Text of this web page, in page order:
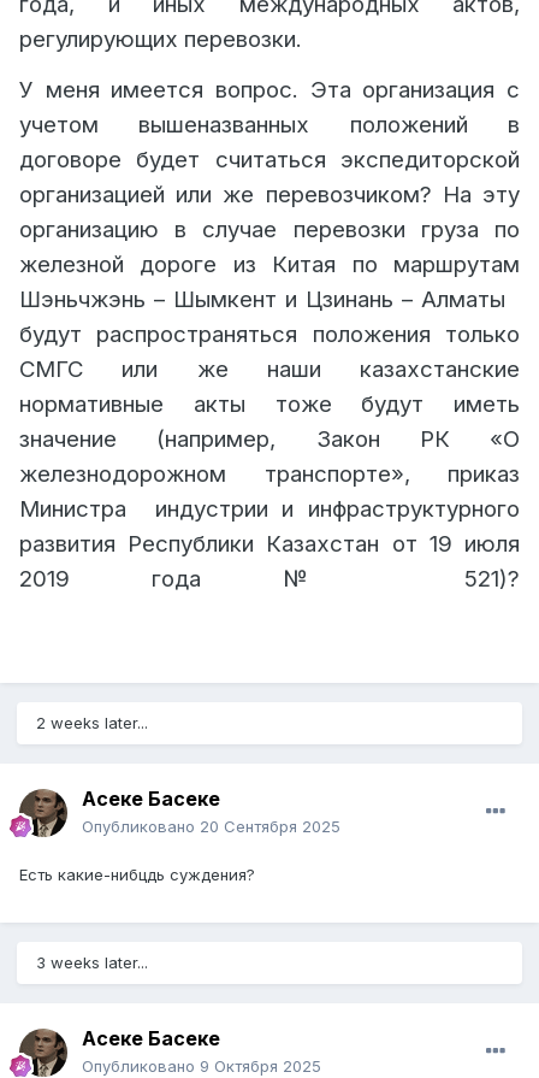
регулирующих перевозки.
У меня имеется вопрос. Эта организация с
учетом вышеназванных положений в
договоре будет считаться экспедиторской
организацией или же перевозчиком? На эту
организацию в случае перевозки груза по
железной дороге из Китая по маршрутам
Шэньчжэнь – Шымкент и Цзинань – Алматы
будут распространяться положения только
СМГС или же наши казахстанские
нормативные акты тоже будут иметь
значение (например, Закон РК «О
железнодорожном транспорте», приказ
Министра
индустрии и инфраструктурного
развития Республики Казахстан от 19 июля
2019 года № 521)?
2 weeks later...
Асеке Басеке
Опубликовано 20 Сентября 2025
Есть какие-нибцдь суждения?
3 weeks later...
Асеке Басеке
Опубликовано 9 Октября 2025